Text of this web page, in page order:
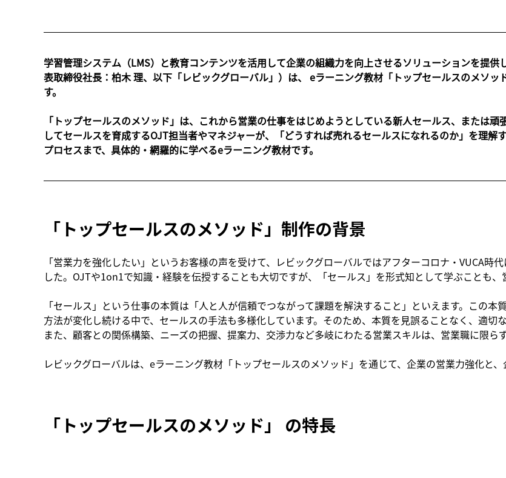
学習管理システム（LMS）と教育コンテンツを活用して企業の組織力を向上させるソリューションを提
表取締役社長：柏木 理、以下「レビックグローバル」）は、 eラーニング教材「トップセールスのメソ
す。
「トップセールスのメソッド」は、これから営業の仕事をはじめようとしている新人セールス、または
してセールスを育成するOJT担当者やマネジャーが、「どうすれば売れるセールスになれるのか」を理解
プロセスまで、具体的・網羅的に学べるeラーニング教材です。
「トップセールスのメソッド」制作の背景
「営業力を強化したい」というお客様の声を受けて、レビックグローバルではアフターコロナ・VUCA時
した。OJTや1on1で知識・経験を伝授することも大切ですが、「セールス」を形式知として学ぶことも、
「セールス」という仕事の本質は「人と人が信頼でつながって課題を解決すること」といえます。この
方法が変化し続ける中で、セールスの手法も多様化しています。そのため、本質を見誤ることなく、適切
また、顧客との関係構築、ニーズの把握、提案力、交渉力など多岐にわたる営業スキルは、営業職に限ら
レビックグローバルは、eラーニング教材「トップセールスのメソッド」を通じて、企業の営業力強化と、
「トップセールスのメソッド」 の特長